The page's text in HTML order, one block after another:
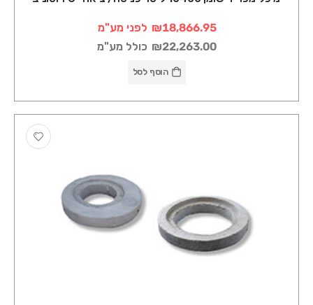
₪18,866.95 לפני מע"מ
₪22,263.00 כולל מע"מ
הוסף לסל